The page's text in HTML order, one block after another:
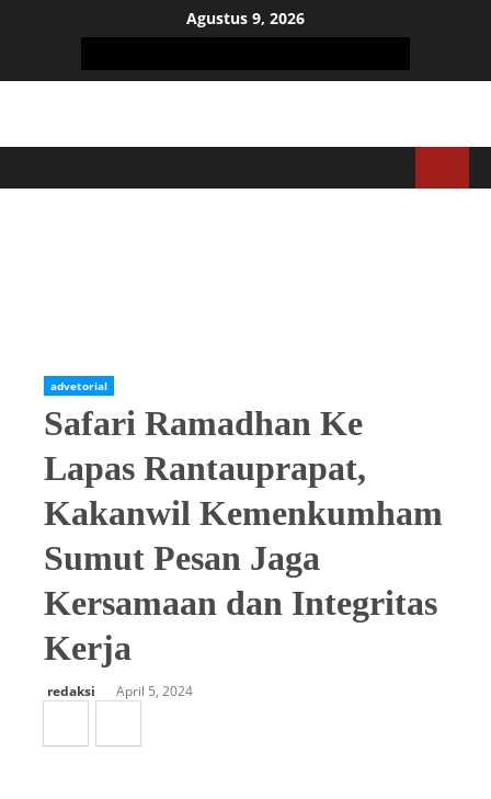
Agustus 9, 2026
advetorial
Safari Ramadhan Ke
Lapas Rantauprapat,
Kakanwil Kemenkumham
Sumut Pesan Jaga
Kersamaan dan Integritas
Kerja
redaksi April 5, 2024